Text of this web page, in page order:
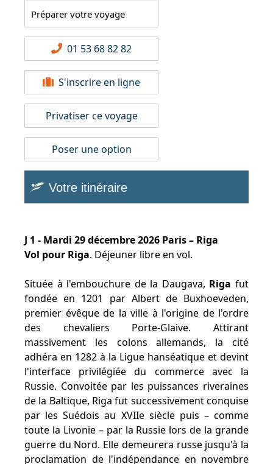
Préparer votre voyage
01 53 68 82 82
S'inscrire en ligne
Privatiser ce voyage
Poser une option
Votre itinéraire
J 1 - Mardi 29 décembre 2026 Paris – Riga
Vol pour Riga. Déjeuner libre en vol.
Située à l'embouchure de la Daugava, Riga fut
fondée en 1201 par Albert de Buxhoeveden,
premier évêque de la ville à l'origine de l'ordre
des chevaliers Porte-Glaive. Attirant
massivement les colons allemands, la cité
adhéra en 1282 à la Ligue hanséatique et devint
l'interface privilégiée du commerce avec la
Russie. Convoitée par les puissances riveraines
de la Baltique, Riga fut successivement conquise
par les Suédois au XVIIe siècle puis – comme
toute la Livonie – par la Russie lors de la grande
guerre du Nord. Elle demeurera russe jusqu'à la
proclamation de l'indépendance en novembre